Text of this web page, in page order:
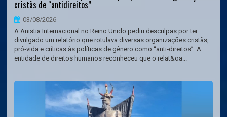
cristãs de “antidireitos”
03/08/2026
A Anistia Internacional no Reino Unido pediu desculpas por ter
divulgado um relatório que rotulava diversas organizações cristãs,
pró‑vida e críticas às políticas de gênero como “anti‑direitos”. A
entidade de direitos humanos reconheceu que o relat&oa...